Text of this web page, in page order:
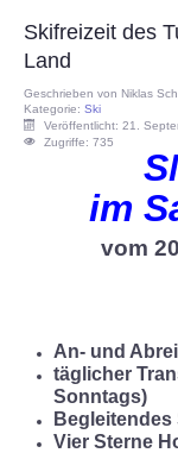
Skifreizeit des
Land
Geschrieben von Niklas
Kategorie: Ski
Veröffentlicht: 21.
Zugriffe: 735
im
vom
An- und
täglicher
Sonntags)
Vier Sterne